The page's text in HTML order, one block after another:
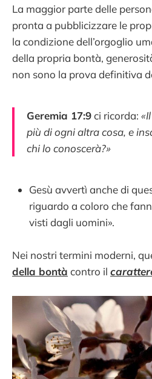
La maggior parte delle
pronta a pubblicizzare le
la condizione dell’orgoglio
della propria bontà,
non sono la prova definitiva
Geremia 17:9ci ricorda:
più di ogni altra cosa, e
chi lo conoscerà?»
Gesù avvertì anche di
riguardo a coloro che
visti dagli uomini».
Nei nostri termini moderni,
della bontà contro il